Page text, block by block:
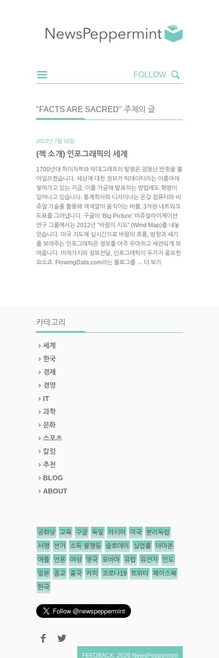
"FACTS ARE SACRED" 주제의 글
2013년 7월 10일.
(책 소개) 인포그래픽의 세계
1700년대 파이차트와 막대그래프의 발명은 엄청난 반향을 불
어일으켰습니다. 세상에 대한 정보가 빅데이터라는 이름아래
쌓여가고 있는 지금, 이를 가공해 발표하는 방법에도 혁명이
일어나고 있습니다. 통계학자와 디자이너는 온갖 컴퓨터와 비
쥬얼 기술을 활용해 색색깔의 움직이는 버블, 3차원 네트워크
도표를 그려냅니다. 구글의 ‘Big Picture’ 비쥬얼라이제이션
연구 그룹에서는 2012년 “바람의 지도” (Wind Map)를 내놓
았습니다. 미국 지도에 실시간으로 바람의 흐름, 방향과 세기
를 보여주는 인포그래픽은 정보를 아주 우아하고 세련되게 보
여줍니다. 미적가치와 정보전달, 인포그래픽의 두가지 중요한
요소죠. FlowingData.com라는 블로그를 → 더 보기
카테고리
세계
한국
경제
경영
IT
과학
문화
스포츠
칼럼
추천
BLOG
ABOUT
공화당 교육 구글 독일 러시아 미국 분리독립
서평 선거 소득 불평등 슬로데이 실업률 아마존
애플 언론 여성 영국 오바마 유럽 유전자 인도
일본 종교 중국 커피 코로나19 트위터 페이스북
한국
FEEDBACK 2026 NewsPeppermint